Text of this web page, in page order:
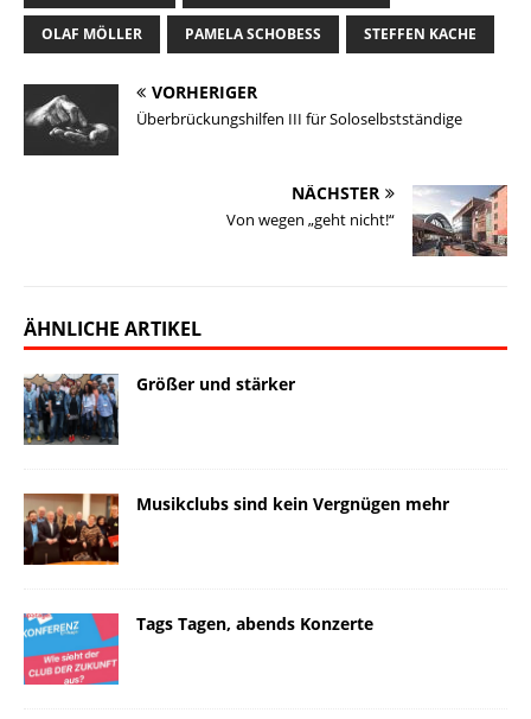
y
I
n
o
OLAF MÖLLER PAMELA SCHOBESS STEFFEN KACHE
VORHERIGER
Überbrückungshilfen III für Soloselbstständige
NÄCHSTER
Von wegen „geht nicht!“
ÄHNLICHE ARTIKEL
Größer und stärker
Musikclubs sind kein Vergnügen mehr
Tags Tagen, abends Konzerte